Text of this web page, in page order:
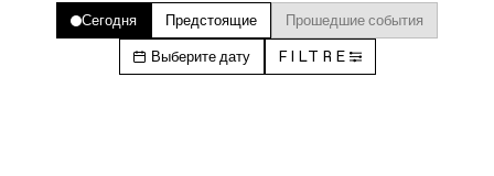
Сегодня Предстоящие Прошедшие события
Выберите дату FILTRE